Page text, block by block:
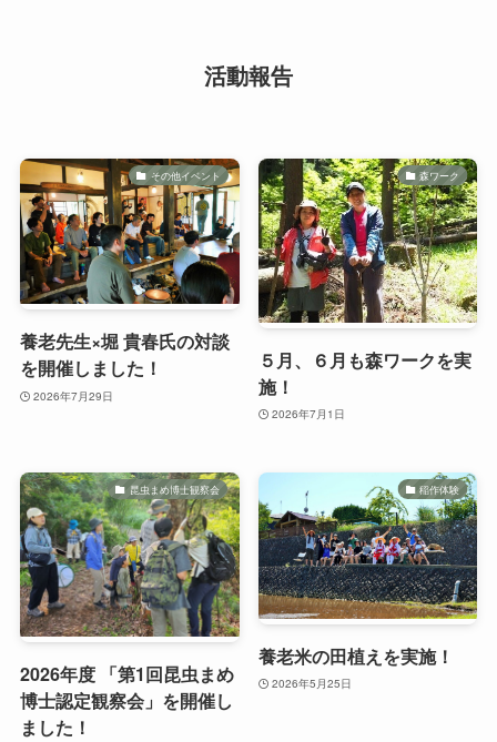
活動報告
その他イベント
養老先生×堀 貴春氏の対談
を開催しました！
2026年7月29日
森ワーク
５月、６月も森ワークを実
施！
2026年7月1日
昆虫まめ博士観察会
2026年度 「第1回昆虫まめ
博士認定観察会」を開催し
ました！
稲作体験
養老米の田植えを実施！
2026年5月25日